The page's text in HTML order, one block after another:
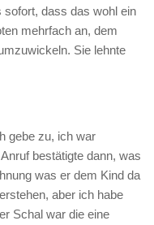
sofort, dass das wohl ein
mehrfach an, dem
Sie lehnte
gebe zu, ich war
bestätigte dann, was
was er dem Kind da
aber ich habe
Schal war die eine